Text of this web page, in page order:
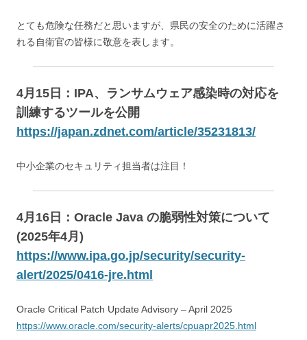
とても危険な任務だと思いますが、県民の安全のために活躍さ
れる自衛官の皆様に敬意を表します。
4月15日：IPA、ランサムウェア感染時の対応を
訓練するツールを公開
https://japan.zdnet.com/article/35231813/
中小企業のセキュリティ担当者は注目！
4月16日：Oracle Java の脆弱性対策について
(2025年4月)
https://www.ipa.go.jp/security/security-
alert/2025/0416-jre.html
Oracle Critical Patch Update Advisory – April 2025
https://www.oracle.com/security-alerts/cpuapr2025.html